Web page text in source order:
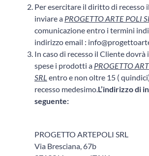
Per esercitare il diritto di recesso
inviare a PROGETTO ARTE POLI
comunicazione entro i termini
indirizzo email :
In caso di recesso il Cliente dovrà
spese i prodotti a PROGETTO
SRL entro e non oltre 15 (
recesso medesimo.L’indirizzo di
seguente:
PROGETTO ARTEPOLI SRL
Via Bresciana, 67b